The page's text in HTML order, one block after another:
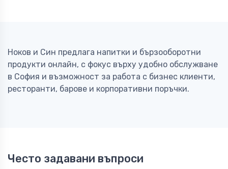
Ноков и Син предлага напитки и бързооборотни
продукти онлайн, с фокус върху удобно обслужване
в София и възможност за работа с бизнес клиенти,
ресторанти, барове и корпоративни поръчки.
Често задавани въпроси